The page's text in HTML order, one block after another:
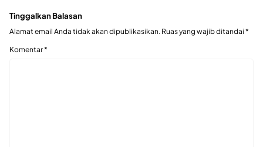
Tinggalkan Balasan
Alamat email Anda tidak akan dipublikasikan. Ruas yang wajib ditandai *
Komentar*